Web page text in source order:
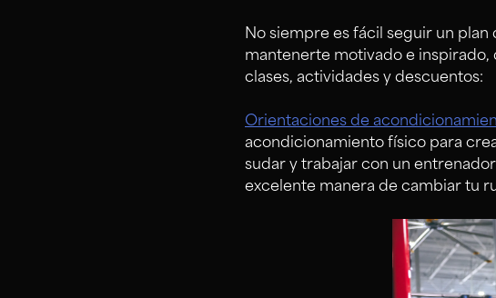
No siempre es fácil seguir un
mantenerte motivado e inspirado,
clases, actividades y descuentos:
Orientaciones de
acondicionamiento físico para
sudar y trabajar con un
excelente manera de cambiar tu